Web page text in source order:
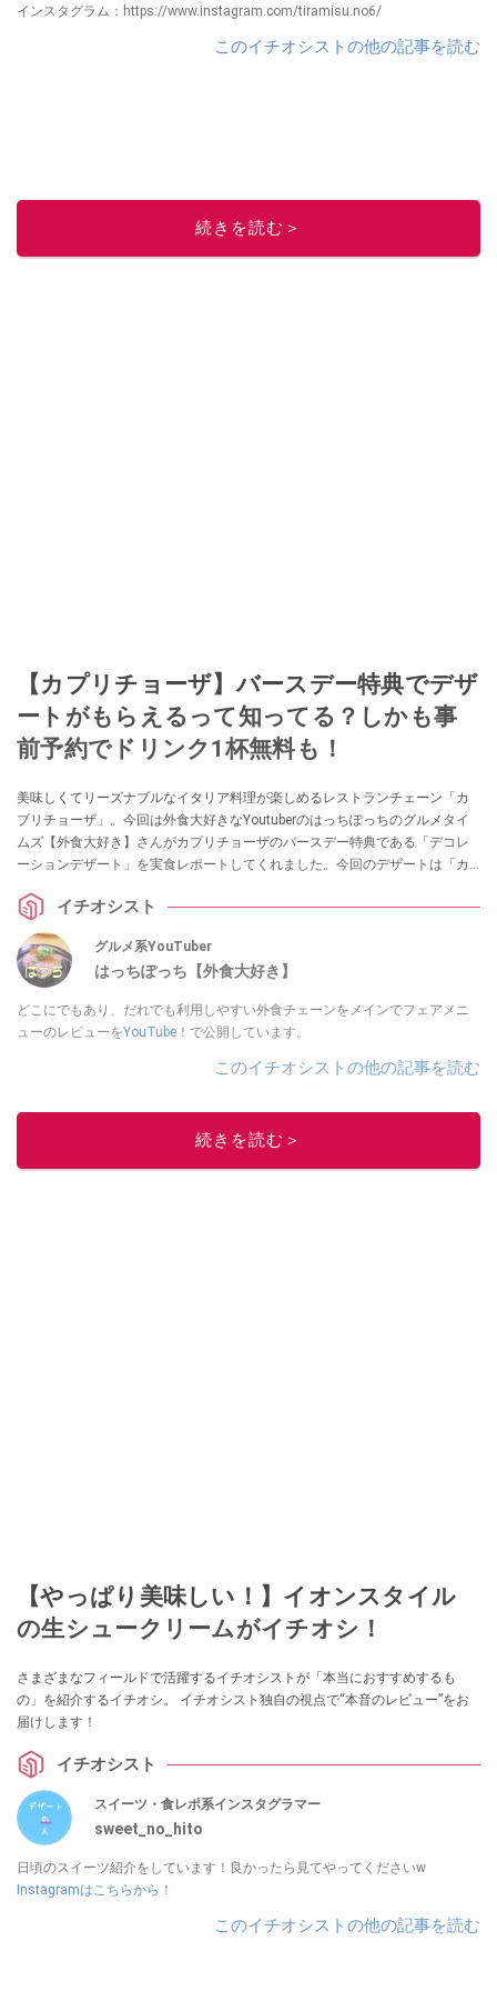
インスタグラム：https://www.instagram.com/tiramisu.no6/
このイチオシストの他の記事を読む
続きを読む＞
【カプリチョーザ】バースデー特典でデザ
ートがもらえるって知ってる？しかも事
前予約でドリンク1杯無料も！
美味しくてリーズナブルなイタリア料理が楽しめるレストランチェーン「カ
プリチョーザ」。今回は外食大好きなYoutuberのはっちぽっちのグルメタイ
ムズ【外食大好き】さんがカプリチョーザのバースデー特典である「デコレ
ーションデザート」を実食レポートしてくれました。今回のデザートは「カ
イチオシスト
グルメ系YouTuber
はっちぽっち【外食大好き】
どこにでもあり、だれでも利用しやすい外食チェーンをメインでフェアメニ
ューのレビューをYouTube ！で公開しています。
このイチオシストの他の記事を読む
続きを読む＞
【やっぱり美味しい！】イオンスタイル
の生シュークリームがイチオシ！
さまざまなフィールドで活躍するイチオシストが「本当におすすめするも
の」を紹介するイチオシ。 イチオシスト独自の視点で“本音のレビュー”をお
届けします！
イチオシスト
スイーツ・食レポ系インスタグラマー
sweet_no_hito
日頃のスイーツ紹介をしています！良かったら見てやってくださいw
Instagramはこちらから！
このイチオシストの他の記事を読む